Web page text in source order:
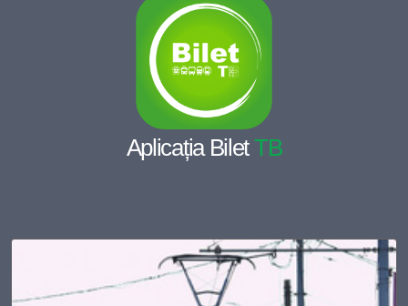
Aplicația BiletTB